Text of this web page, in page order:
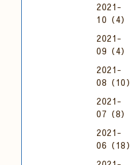
2021-
10（4）
2021-
09（4）
2021-
08（10）
2021-
07（8）
2021-
06（18）